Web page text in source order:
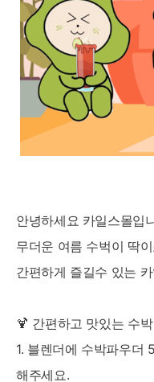
안녕하세요 카일스몰입
무더운 여름 수벅이 딱
간편하게 즐길수 있는
🍹 간편하고 맛있는 수
1. 블렌더에 수박파우더
해주세요.